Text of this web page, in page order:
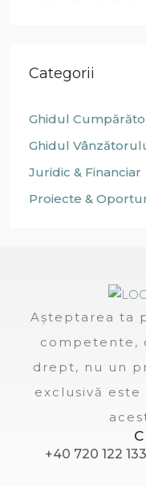
Categorii
Ghidul
Ghidul
Juridic & Financiar
Proiecte &
Așteptarea ta
competente,
drept, nu un
exclusivă
+40 720 122 133